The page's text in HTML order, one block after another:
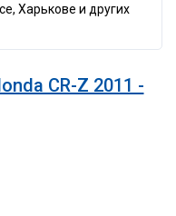
Харькове и других
CR-Z 2011 -